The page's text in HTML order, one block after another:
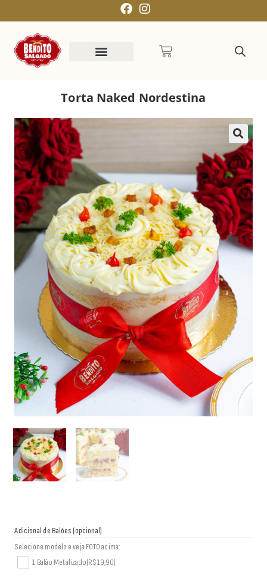
Torta Naked Nordestina
Adicional de Balões (opcional)
Selecione modelo e veja FOTO acima:
1 Balão Metalizado(R$19,90)